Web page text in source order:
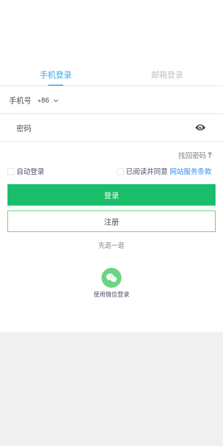
手机登录 邮箱登录
手机号 +86
密码
找回密码
自动登录
已阅读并同意 网站服务条款
登录
注册
先逛一逛
使用微信登录